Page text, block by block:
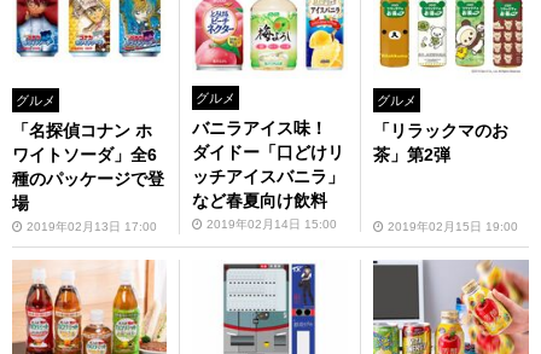
グルメ
「名探偵コナン ホ
ワイトソーダ」全6
種のパッケージで登
場
2019年02月13日 17:00
グルメ
バニラアイス味！
ダイドー「口どけリ
ッチアイスバニラ」
など春夏向け飲料
2019年02月14日 15:00
グルメ
「リラックマのお
茶」第2弾
2019年02月15日 19:00